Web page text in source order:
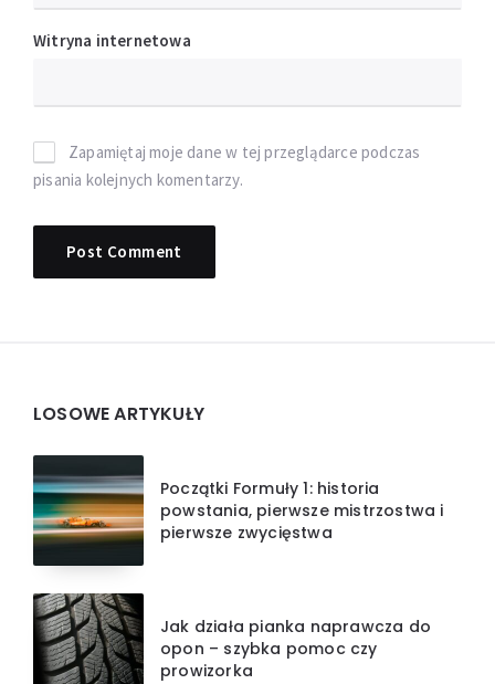
Witryna internetowa
Zapamiętaj moje dane w tej przeglądarce podczas
pisania kolejnych komentarzy.
Widgets
LOSOWE ARTYKUŁY
Początki Formuły 1: historia
powstania, pierwsze mistrzostwa i
pierwsze zwycięstwa
Jak działa pianka naprawcza do
opon – szybka pomoc czy
prowizorka